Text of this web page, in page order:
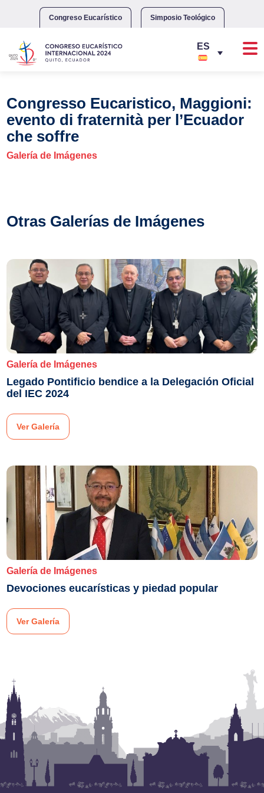
Congreso Eucarístico Simposio Teológico
Congresso Eucaristico, Maggioni:
evento di fraternità per l’Ecuador
che soffre
Galería de Imágenes
Otras Galerías de Imágenes
Galería de Imágenes
Legado Pontificio bendice a la Delegación Oficial
del IEC 2024
Ver Galería
Galería de Imágenes
Devociones eucarísticas y piedad popular
Ver Galería